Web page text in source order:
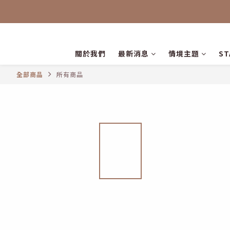
關於我們 最新消息 情境主題
全部商品 所有商品